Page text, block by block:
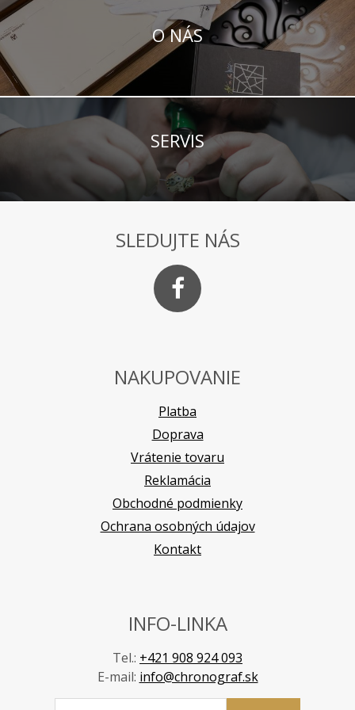
O NÁS
SERVIS
SLEDUJTE NÁS
NAKUPOVANIE
Platba
Doprava
Vrátenie tovaru
Reklamácia
Obchodné podmienky
Ochrana osobných údajov
Kontakt
INFO-LINKA
Tel.: +421 908 924 093
E-mail: info@chronograf.sk